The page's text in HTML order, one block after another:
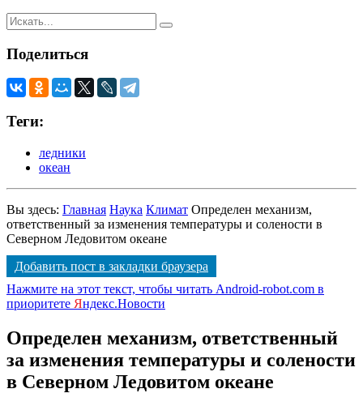
Поделиться
Теги:
ледники
океан
Вы здесь: Главная Наука Климат Определен механизм,
ответственный за изменения температуры и солености в
Северном Ледовитом океане
Добавить пост в закладки браузера
Нажмите на этот текст, чтобы читать Android-robot.com в
приоритете Яндекс.Новости
Определен механизм, ответственный
за изменения температуры и солености
в Северном Ледовитом океане